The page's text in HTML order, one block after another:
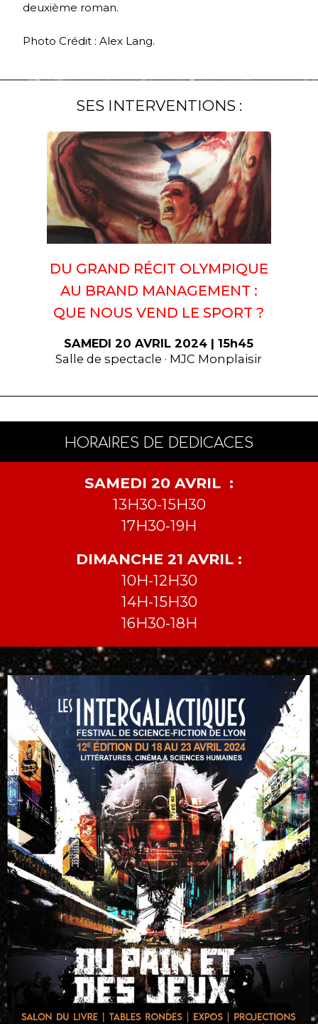
deuxième roman.
Photo Crédit : Alex Lang.
SES INTERVENTIONS :
DU GRAND RÉCIT OLYMPIQUE
AU BRAND MANAGEMENT :
QUE NOUS VEND LE SPORT ?
SAMEDI 20 AVRIL 2024 | 15h45
Salle de spectacle · MJC Monplaisir
HORAIRES DE DEDICACES
SAMEDI 20 AVRIL :
13H30-15H30
17H30-19H
DIMANCHE 21 AVRIL :
10H-12H30
14H-15H30
16H30-18H